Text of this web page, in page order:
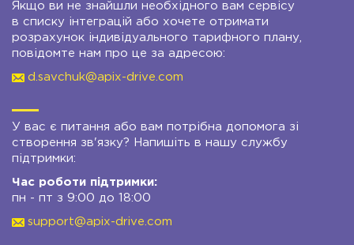
Якщо ви не знайшли необхідного вам сервісу
в списку інтеграцій або хочете отримати
розрахунок індивідуального тарифного плану,
повідомте нам про це за адресою:
d.savchuk@apix-drive.com
У вас є питання або вам потрібна допомога зі
створення зв'язку? Напишіть в нашу службу
підтримки:
Час роботи підтримки:
пн - пт з 9:00 до 18:00
support@apix-drive.com